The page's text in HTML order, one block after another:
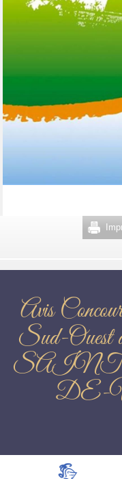
Avis
Sud-Ouest
DE-